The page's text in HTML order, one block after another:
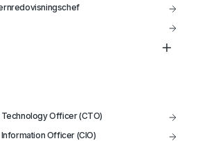
/ Styrelseledamot
Officer (CTO)
Officer (CIO)